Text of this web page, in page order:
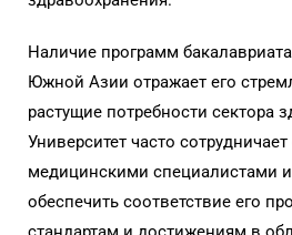
Наличие программ
Южной Азии отражает его
растущие потребности сектора
Университет часто
медицинскими специалистами
обеспечить соответствие его